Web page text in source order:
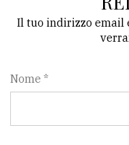
Il tuo indirizzo email
Nome *